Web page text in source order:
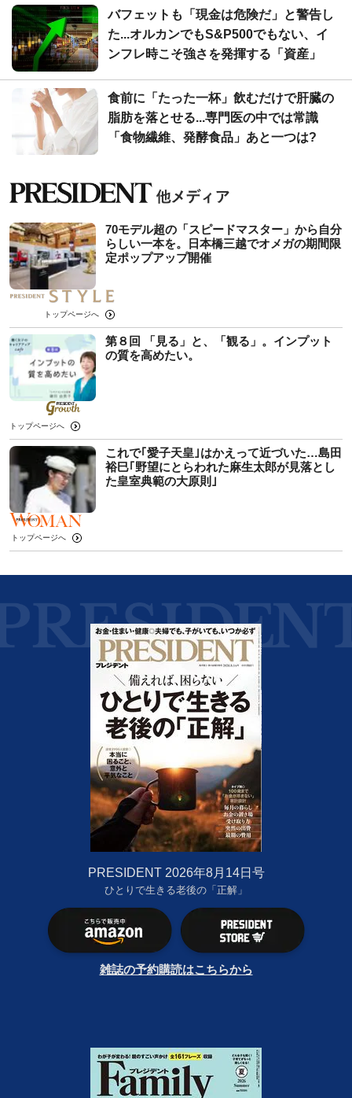
バフェットも「現金は危険だ」と警告し
た...オルカンでもS&P500でもない、イ
ンフレ時こそ強さを発揮する「資産」
食前に「たった一杯」飲むだけで肝臓の
脂肪を落とせる...専門医の中では常識
「食物繊維、発酵食品」あと一つは?
70モデル超の「スピードマスター」から自分
らしい一本を。日本橋三越でオメガの期間限
定ポップアップ開催
トップページへ
第８回 「見る」と、「観る」。インプット
の質を高めたい。
トップページへ
これで｢愛子天皇｣はかえって近づいた…島田
裕巳｢野望にとらわれた麻生太郎が見落とし
た皇室典範の大原則｣
トップページへ
PRESIDENT 2026年8月14日号
ひとりで生きる老後の「正解」
雑誌の予約購読はこちらから